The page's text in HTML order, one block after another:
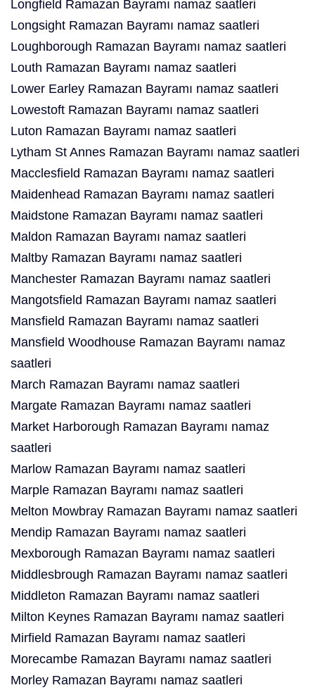
Longfield Ramazan Bayramı namaz saatleri
Longsight Ramazan Bayramı namaz saatleri
Loughborough Ramazan Bayramı namaz saatleri
Louth Ramazan Bayramı namaz saatleri
Lower Earley Ramazan Bayramı namaz saatleri
Lowestoft Ramazan Bayramı namaz saatleri
Luton Ramazan Bayramı namaz saatleri
Lytham St Annes Ramazan Bayramı namaz saatleri
Macclesfield Ramazan Bayramı namaz saatleri
Maidenhead Ramazan Bayramı namaz saatleri
Maidstone Ramazan Bayramı namaz saatleri
Maldon Ramazan Bayramı namaz saatleri
Maltby Ramazan Bayramı namaz saatleri
Manchester Ramazan Bayramı namaz saatleri
Mangotsfield Ramazan Bayramı namaz saatleri
Mansfield Ramazan Bayramı namaz saatleri
Mansfield Woodhouse Ramazan Bayramı namaz
saatleri
March Ramazan Bayramı namaz saatleri
Margate Ramazan Bayramı namaz saatleri
Market Harborough Ramazan Bayramı namaz
saatleri
Marlow Ramazan Bayramı namaz saatleri
Marple Ramazan Bayramı namaz saatleri
Melton Mowbray Ramazan Bayramı namaz saatleri
Mendip Ramazan Bayramı namaz saatleri
Mexborough Ramazan Bayramı namaz saatleri
Middlesbrough Ramazan Bayramı namaz saatleri
Middleton Ramazan Bayramı namaz saatleri
Milton Keynes Ramazan Bayramı namaz saatleri
Mirfield Ramazan Bayramı namaz saatleri
Morecambe Ramazan Bayramı namaz saatleri
Morley Ramazan Bayramı namaz saatleri